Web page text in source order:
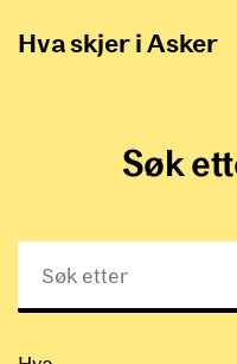
Hva skjer i Asker
Søk